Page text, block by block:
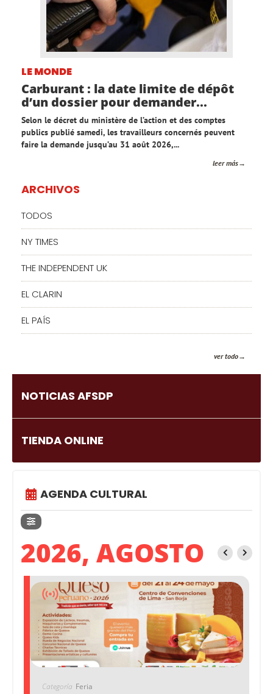
LE MONDE
Carburant : la date limite de dépôt
d’un dossier pour demander...
Selon le décret du ministère de l’action et des comptes
publics publié samedi, les travailleurs concernés peuvent
faire la demande jusqu’au 31 août 2026,...
leer más
ARCHIVOS
TODOS
NY TIMES
THE INDEPENDENT UK
EL CLARIN
EL PAÍS
ver todo
NOTICIAS AFSDP
TIENDA ONLINE
AGENDA CULTURAL
2026, AGOSTO
Categoría Feria